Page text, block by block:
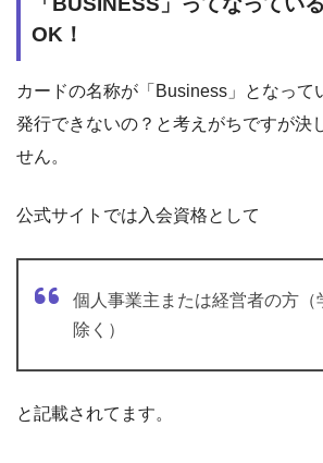
OK！
カードの名称が「Business」となって
発行できないの？と考えがちですが決
せん。
公式サイトでは入会資格として
個人事業主または経営者の方（
除く）
と記載されてます。